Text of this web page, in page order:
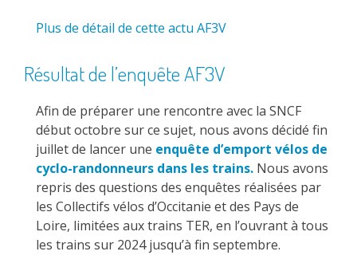
Plus de détail de cette actu AF3V
Résultat de l’enquête AF3V
Afin de préparer une rencontre avec la SNCF
début octobre sur ce sujet, nous avons décidé fin
juillet de lancer une enquête d’emport vélos de
cyclo-randonneurs dans les trains. Nous avons
repris des questions des enquêtes réalisées par
les Collectifs vélos d’Occitanie et des Pays de
Loire, limitées aux trains TER, en l’ouvrant à tous
les trains sur 2024 jusqu’à fin septembre.